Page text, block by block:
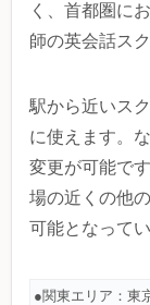
く、首都圏に
師の英会話ス
駅から近いス
に使えます。
変更が可能で
場の近くの他
可能となって
●関東エリア：東